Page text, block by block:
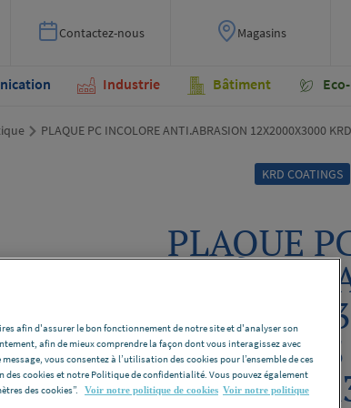
Contactez-nous Magasins
Industrie Bâtiment
PLAQUE PC INCOLORE ANTI.ABRASION 12X2000X3000
KRD COATINGS
PLAQUE
COATINGS
afin d'assurer le bon fonctionnement de notre site et d'analyser son
afin de mieux comprendre la façon dont vous interagissez avec
vous consentez à l’utilisation des cookies pour l’ensemble de ces
cookies et notre Politique de confidentialité. Vous pouvez également
des cookies”.
Voir notre politique de cookies Voir notre politique